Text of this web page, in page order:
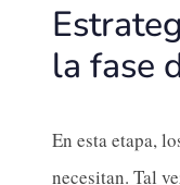
la fase
En esta etapa,
necesitan. Tal